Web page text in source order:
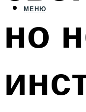
МЕНЮ
но